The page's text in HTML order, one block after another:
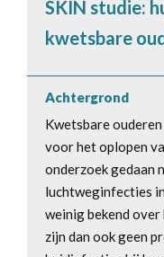
SKIN studie:
kwetsbare
Achtergrond
Kwetsbare
voor het oplopen
onderzoek gedaan
luchtweginfecties
weinig bekend
zijn dan ook geen